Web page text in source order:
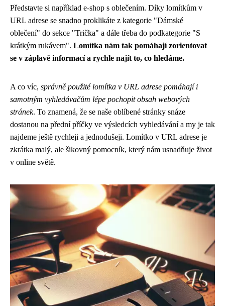
Představte si například e-shop s oblečením. Díky lomítkům v
URL adrese se snadno proklikáte z kategorie "Dámské
oblečení" do sekce "Trička" a dále třeba do podkategorie "S
krátkým rukávem". Lomítka nám tak pomáhají zorientovat
se v záplavě informací a rychle najít to, co hledáme.
A co víc, správně použité lomítka v URL adrese pomáhají i
samotným vyhledávačům lépe pochopit obsah webových
stránek. To znamená, že se naše oblíbené stránky snáze
dostanou na přední příčky ve výsledcích vyhledávání a my je tak
najdeme ještě rychleji a jednodušeji. Lomítko v URL adrese je
zkrátka malý, ale šikovný pomocník, který nám usnadňuje život
v online světě.